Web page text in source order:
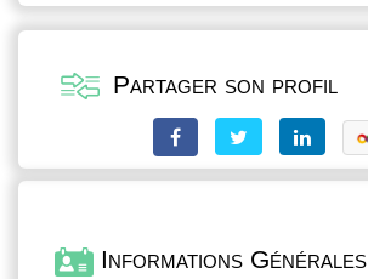
Partager son profil
Informations Générales